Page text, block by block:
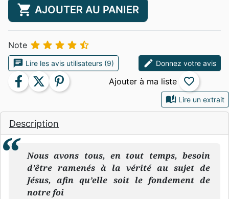
auto_stories Lire un extrait
Description
Nous avons tous, en tout temps, besoin
d’être ramenés à la vérité au sujet de
Jésus, afin qu’elle soit le fondement de
notre foi
shopping_cart AJOUTER AU PANIER
Note     
chat Lire les avis utilisateurs (9) edit Donnez votre avis
facebook twitter pinterest favorite_border